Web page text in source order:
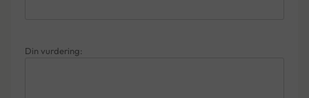
Din vurdering: